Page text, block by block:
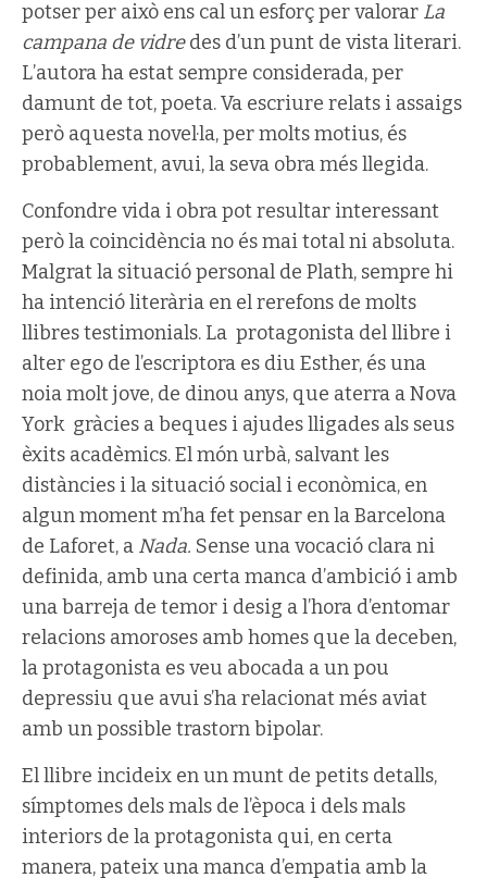
potser per això ens cal un esforç per valorar La
campana de vidredes d’un punt de vista literari.
L’autora ha estat sempre considerada, per
damunt de tot, poeta. Va escriure relats i assaigs
però aquesta novel·la, per molts motius, és
probablement, avui, la seva obra més llegida.
Confondre vida i obra pot resultar interessant
però la coincidència no és mai total ni absoluta.
Malgrat la situació personal de Plath, sempre hi
ha intenció literària en el rerefons de molts
llibres testimonials. La protagonista del llibre i
alter ego de l’escriptora es diu Esther, és una
noia molt jove, de dinou anys, que aterra a Nova
York gràcies a beques i ajudes lligades als seus
èxits acadèmics. El món urbà, salvant les
distàncies i la situació social i econòmica, en
algun moment m’ha fet pensar en la Barcelona
de Laforet, a Nada. Sense una vocació clara ni
definida, amb una certa manca d’ambició i amb
una barreja de temor i desig a l’hora d’entomar
relacions amoroses amb homes que la deceben,
la protagonista es veu abocada a un pou
depressiu que avui s’ha relacionat més aviat
amb un possible trastorn bipolar.
El llibre incideix en un munt de petits detalls,
símptomes dels mals de l’època i dels mals
interiors de la protagonista qui, en certa
manera, pateix una manca d’empatia amb la